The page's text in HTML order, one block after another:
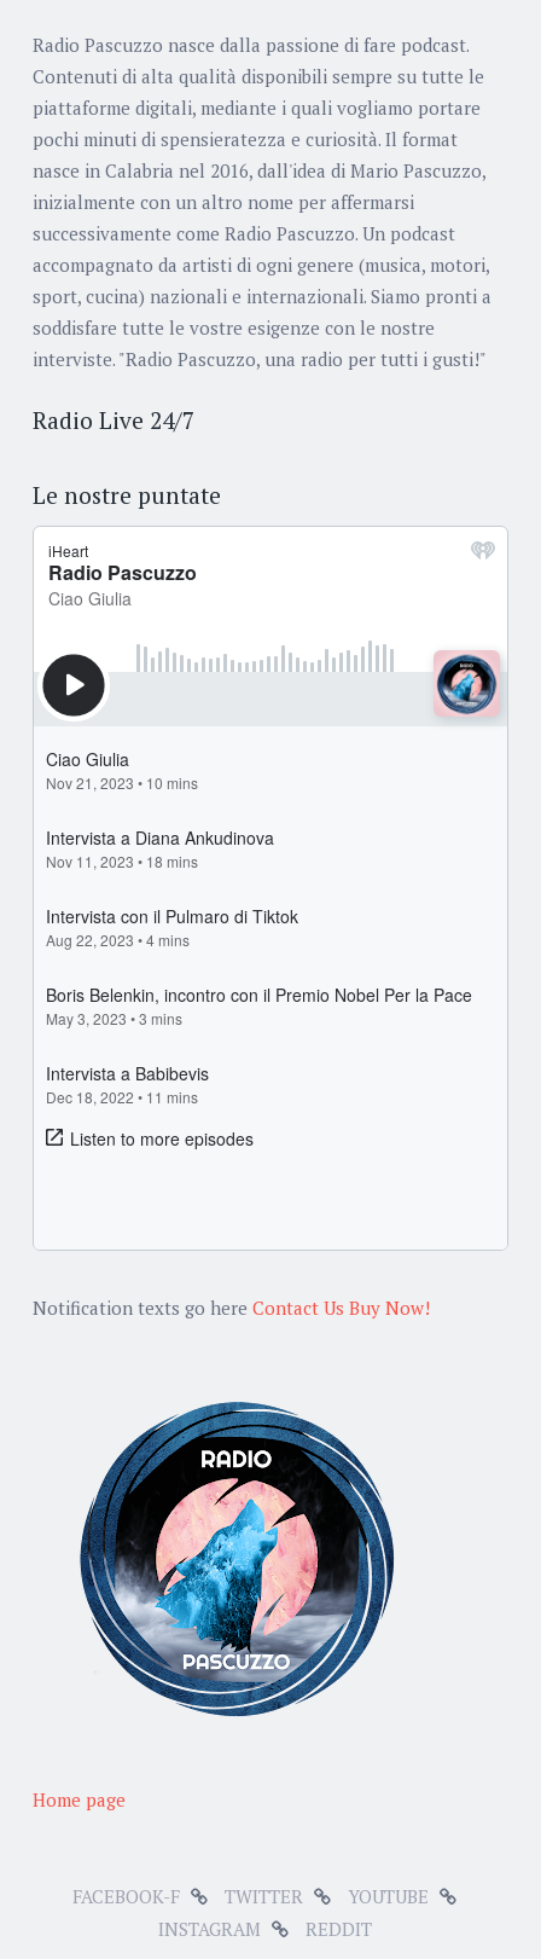
Radio Pascuzzo nasce dalla passione di fare podcast.
Contenuti di alta qualità disponibili sempre su tutte le
piattaforme digitali, mediante i quali vogliamo portare
pochi minuti di spensieratezza e curiosità. Il format
nasce in Calabria nel 2016, dall'idea di Mario Pascuzzo,
inizialmente con un altro nome per affermarsi
successivamente come Radio Pascuzzo. Un podcast
accompagnato da artisti di ogni genere (musica, motori,
sport, cucina) nazionali e internazionali. Siamo pronti a
soddisfare tutte le vostre esigenze con le nostre
interviste. "Radio Pascuzzo, una radio per tutti i gusti!"
Radio Live 24/7
Le nostre puntate
Notification texts go here Contact Us Buy Now!
Home page
FACEBOOK-F TWITTER
YOUTUBE
INSTAGRAM
REDDIT